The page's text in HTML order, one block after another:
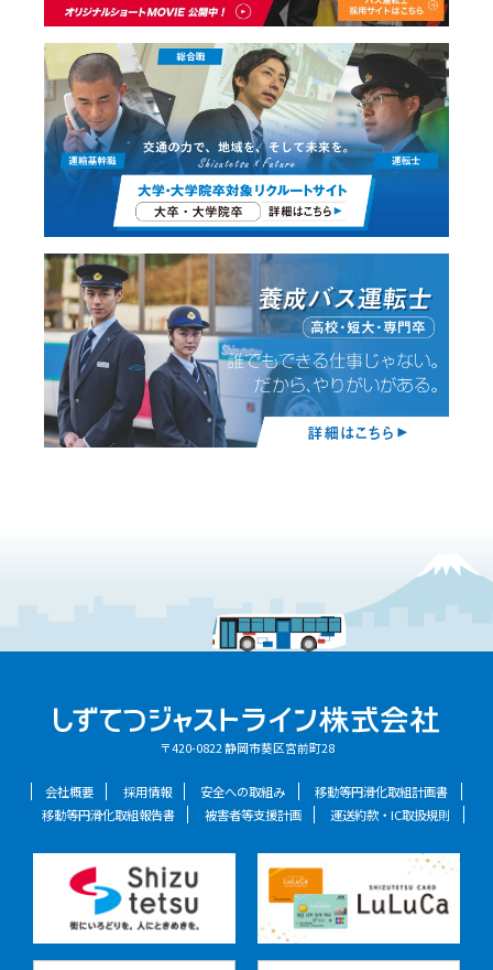
〒420-0822 静岡市葵区宮前町28
会社概要 採用情報 安全への取組み
移動等円滑化取組計画書
移動等円滑化取組報告書
被害者等支援計画 運送約款・IC取扱規則